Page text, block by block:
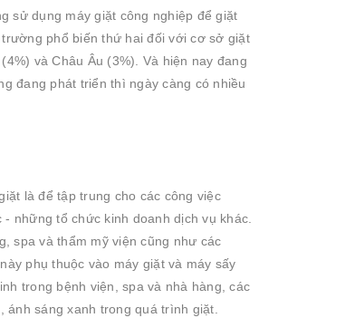
sử dụng máy giặt công nghiệp để giặt
phổ biến thứ hai đối với cơ sở giặt
và Châu Âu (3%). Và hiện nay đang
đang phát triển thì ngày càng có nhiều
là để tập trung cho các công việc
những tổ chức kinh doanh dịch vụ khác.
spa và thẩm mỹ viện cũng như các
phụ thuộc vào máy giặt và máy sấy
trong bệnh viện, spa và nhà hàng, các
ánh sáng xanh trong quá trình giặt.